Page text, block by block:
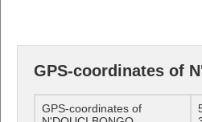
GPS-coordinates of
GPS-coordinates of